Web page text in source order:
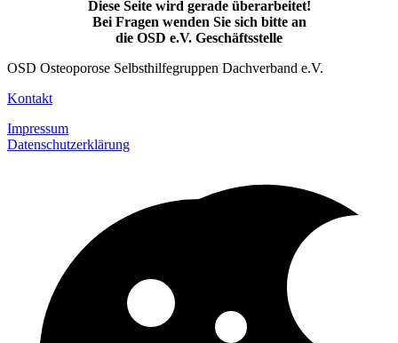
Diese Seite wird gerade überarbeitet!
Bei Fragen wenden Sie sich bitte an
die OSD e.V. Geschäftsstelle
OSD Osteoporose Selbsthilfegruppen Dachverband e.V.
Kontakt
Impressum
Datenschutzerklärung